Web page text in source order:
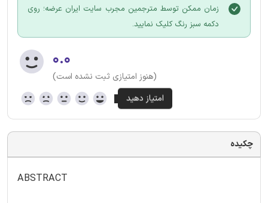
زمان ممکن توسط مترجمین مجرب سایت ایران عرضه؛ روی
دکمه سبز رنگ کلیک نمایید.
۰.۰
(هنوز امتیازی ثبت نشده است)
چکیده
ABSTRACT